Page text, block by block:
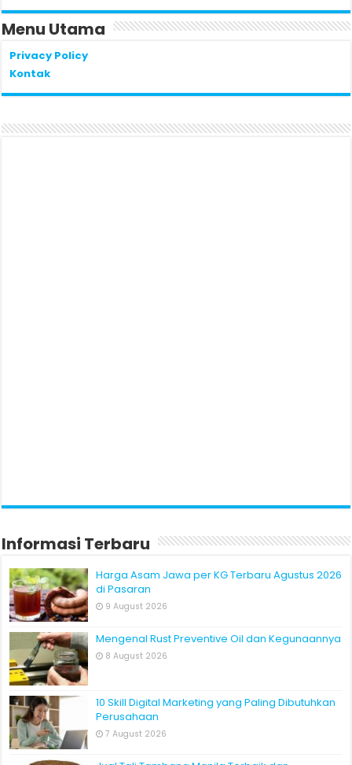
Menu Utama
Privacy Policy
Kontak
Informasi Terbaru
Harga Asam Jawa per KG Terbaru Agustus 2026
di Pasaran
9 August 2026
Mengenal Rust Preventive Oil dan Kegunaannya
8 August 2026
10 Skill Digital Marketing yang Paling Dibutuhkan
Perusahaan
7 August 2026